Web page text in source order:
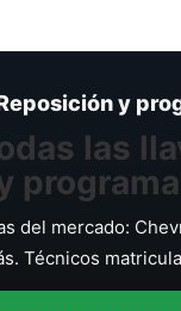
y
las
del mercado:
Técnicos